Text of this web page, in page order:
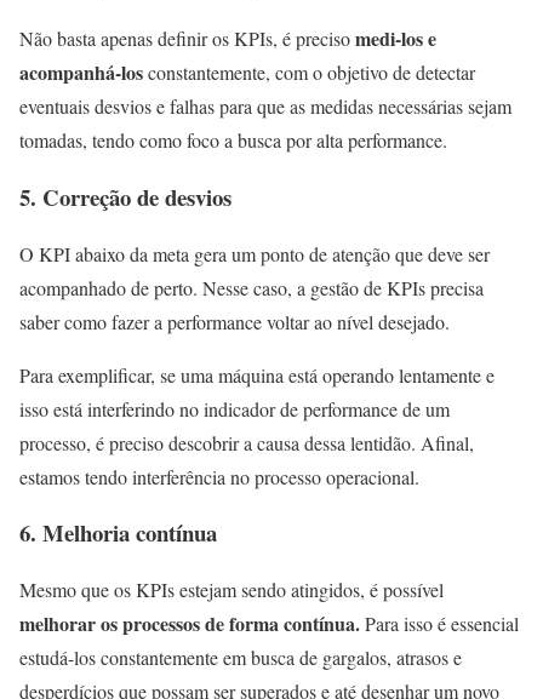
Não basta apenas definir os KPIs, é precisomedi-los e
acompanhá-losconstantemente, com o objetivo de detectar
eventuais desvios e falhas para que as medidas necessárias sejam
tomadas, tendo como foco a busca por alta performance.
5. Correção de desvios
O KPI abaixo da meta gera um ponto de atenção que deve ser
acompanhado de perto. Nesse caso, a gestão de KPIs precisa
saber como fazer a performance voltar ao nível desejado.
Para exemplificar, se uma máquina está operando lentamente e
isso está interferindo no indicador de performance de um
processo, é preciso descobrir a causa dessa lentidão. Afinal,
estamos tendo interferência no processo operacional.
6. Melhoria contínua
Mesmo que os KPIs estejam sendo atingidos, é possível
melhorar os processos de forma contínua.Para isso é essencial
estudá-los constantemente em busca de gargalos, atrasos e
desperdícios que possam ser superados e até desenhar um novo